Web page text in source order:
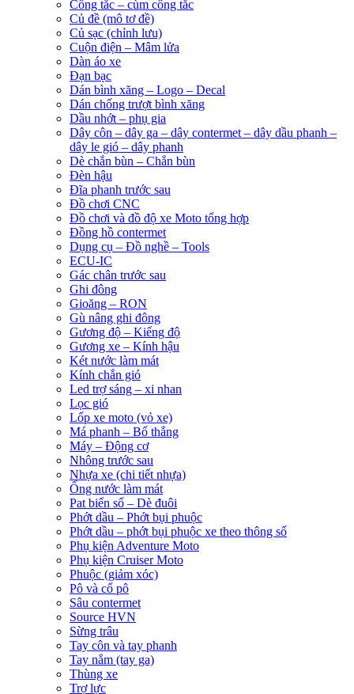
Công tắc – cùm công tắc
Củ đề (mô tơ đề)
Củ sạc (chỉnh lưu)
Cuộn điện – Mâm lửa
Dàn áo xe
Đạn bạc
Dán bình xăng – Logo – Decal
Dán chống trượt bình xăng
Dầu nhớt – phụ gia
Dây côn – dây ga – dây contermet – dây dầu phanh –
dây le gió – dây phanh
Dè chắn bùn – Chắn bùn
Đèn hậu
Đĩa phanh trước sau
Đồ chơi CNC
Đồ chơi và đồ độ xe Moto tổng hợp
Đồng hồ contermet
Dụng cụ – Đồ nghề – Tools
ECU-IC
Gác chân trước sau
Ghi đông
Gioăng – RON
Gù nâng ghi đông
Gương độ – Kiếng độ
Gương xe – Kính hậu
Két nước làm mát
Kính chắn gió
Led trợ sáng – xi nhan
Lọc gió
Lốp xe moto (vỏ xe)
Má phanh – Bố thắng
Máy – Động cơ
Nhông trước sau
Nhựa xe (chi tiết nhựa)
Ống nước làm mát
Pat biển số – Dè đuôi
Phớt dầu – Phớt bụi phuộc
Phớt dầu – phớt bụi phuộc xe theo thông số
Phụ kiện Adventure Moto
Phụ kiện Cruiser Moto
Phuộc (giảm xóc)
Pô và cổ pô
Sâu contermet
Source HVN
Sừng trâu
Tay côn và tay phanh
Tay nắm (tay ga)
Thùng xe
Trợ lực